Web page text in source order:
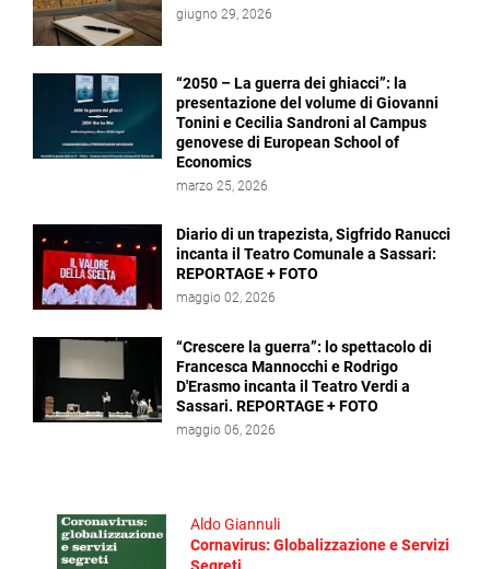
giugno 29, 2026
“2050 – La guerra dei ghiacci”: la
presentazione del volume di Giovanni
Tonini e Cecilia Sandroni al Campus
genovese di European School of
Economics
marzo 25, 2026
Diario di un trapezista, Sigfrido Ranucci
incanta il Teatro Comunale a Sassari:
REPORTAGE + FOTO
maggio 02, 2026
“Crescere la guerra”: lo spettacolo di
Francesca Mannocchi e Rodrigo
D'Erasmo incanta il Teatro Verdi a
Sassari. REPORTAGE + FOTO
maggio 06, 2026
Aldo Giannuli
Cornavirus: Globalizzazione e Servizi